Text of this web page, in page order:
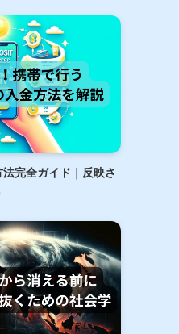
完全ガイド｜反映さ